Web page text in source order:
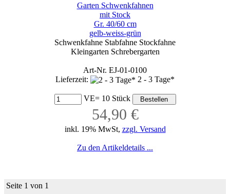
Garten Schwenkfahnen
mit Stock
Gr. 40/60 cm
gelb-weiss-grün
Schwenkfahne Stabfahne Stockfahne
Kleingarten Schrebergarten
Art-Nr. EJ-01-0100
Lieferzeit:
2 - 3 Tage*
VE= 10 Stück
54,90 €
inkl. 19% MwSt, zzgl. Versand
Zu den Artikeldetails ...
Seite 1 von 1